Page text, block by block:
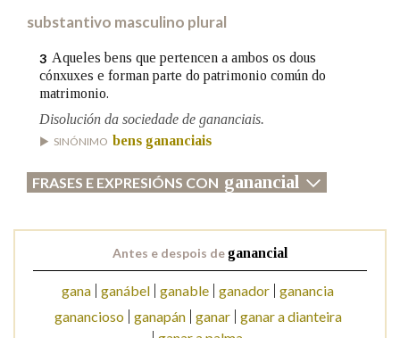
BUSCAR NO CONTIDO
Nas definicións
Nos exemplos
Na fraseoloxía
OUTRAS OPCIÓNS DE BUSCA
Marcas gramaticais
substantivo masculino plural
3 Aqueles bens que pertencen a ambos os dous
cónxuxes e forman parte do patrimonio común do
matrimonio.
Disolución da sociedade de gananciais.
SINÓNIMO bens gananciais
FRASES E EXPRESIÓNS CON ganancial
Antes e despois deganancial
gana ganábel ganable ganador ganancia
ganancioso
ganapán ganar
ganar a dianteira